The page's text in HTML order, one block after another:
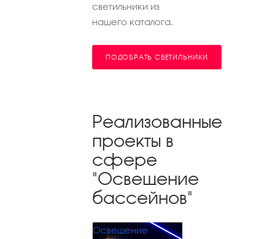
светильники из
нашего каталога.
ПОДОБРАТЬ СВЕТИЛЬНИКИ
Реализованные
проекты в
сфере
"Освещение
бассейнов"
Освещение